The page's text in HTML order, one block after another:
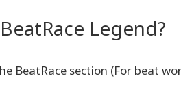
Legend?
BeatRace section (For beat